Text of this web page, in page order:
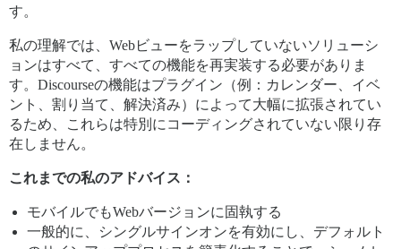
す。
私の理解では、Webビューをラップしていないソリューシ
ョンはすべて、すべての機能を再実装する必要がありま
す。Discourseの機能はプラグイン（例：カレンダー、イベ
ント、割り当て、解決済み）によって大幅に拡張されてい
るため、これらは特別にコーディングされていない限り存
在しません。
これまでの私のアドバイス：
モバイルでもWebバージョンに固執する
一般的に、シングルサインオンを有効にし、デフォルト